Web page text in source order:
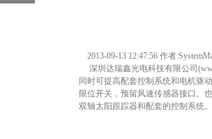
2013-09-13 12:47:56 作者
深圳达瑞鑫光电科技有限公司(
同时可提高配套控制系统和电机驱
限位开关，预留风速传感器接口。
双轴太阳跟踪器和配套的控制系统